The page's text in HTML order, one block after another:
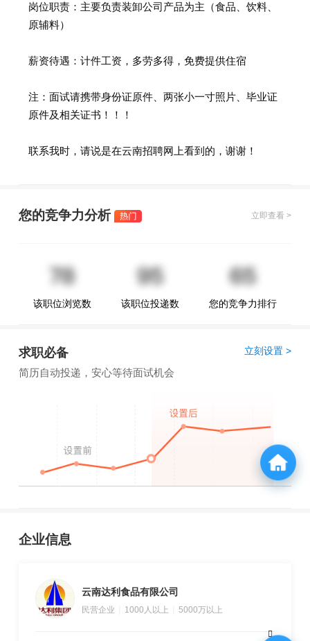
岗位职责：主要负责装卸公司产品为主（食品、饮料、
原辅料）
薪资待遇：计件工资，多劳多得，免费提供住宿
注：面试请携带身份证原件、两张小一寸照片、毕业证
原件及相关证书！！！
联系我时，请说是在云南招聘网上看到的，谢谢！
您的竞争力分析 立即查看 >
该职位浏览数 该职位投递数 您的竞争力排行
求职必备 立刻设置 >
简历自动投递，安心等待面试机会
企业信息
云南达利食品有限公司
民营企业 1000人以上 5000万以上